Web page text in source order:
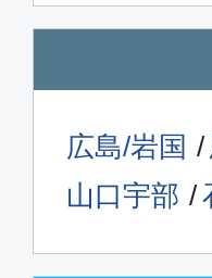
広島/岩国
山口宇部